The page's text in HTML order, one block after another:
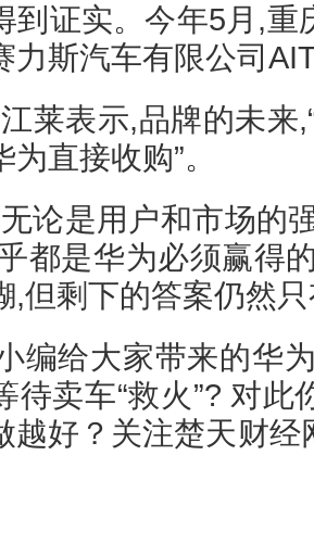
到证实。今年5月,重
力斯汽车有限公司
莱表示,品牌的未来
直接收购”。
论是用户和市场的
都是华为必须赢得
,但剩下的答案仍然
编给大家带来的华
待卖车“救火”? 对此
越好？关注楚天财